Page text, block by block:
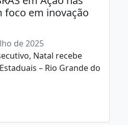
foco em inovação
de 2025
Natal recebe
– Rio Grande do